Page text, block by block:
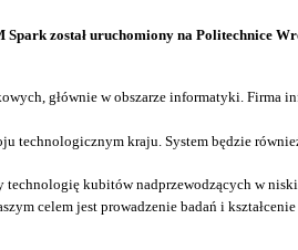
został uruchomiony na Politechnice
głównie w obszarze informatyki.
kraju. System będzie
kubitów nadprzewodzących w
celem jest prowadzenie badań i